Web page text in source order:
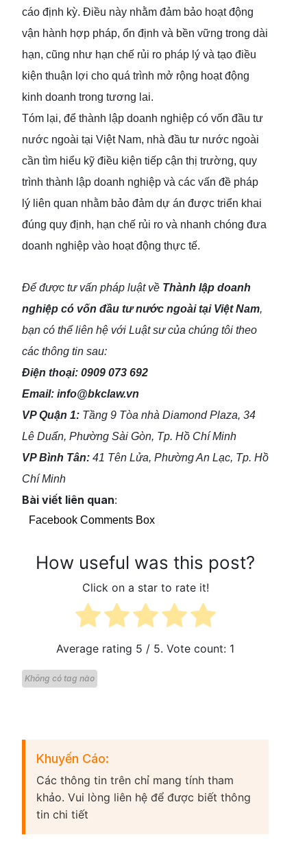
cáo định kỳ. Điều này nhằm đảm bảo hoạt động
vận hành hợp pháp, ổn định và bền vững trong dài
hạn, cũng như hạn chế rủi ro pháp lý và tạo điều
kiện thuận lợi cho quá trình mở rộng hoạt động
kinh doanh trong tương lai.
Tóm lại, để thành lập doanh nghiệp có vốn đầu tư
nước ngoài tại Việt Nam, nhà đầu tư nước ngoài
cần tìm hiểu kỹ điều kiện tiếp cận thị trường, quy
trình thành lập doanh nghiệp và các vấn đề pháp
lý liên quan nhằm bảo đảm dự án được triển khai
đúng quy định, hạn chế rủi ro và nhanh chóng đưa
doanh nghiệp vào hoạt động thực tế.
Để được tư vấn pháp luật về Thành lập doanh
nghiệp có vốn đầu tư nước ngoài tại Việt Nam,
bạn có thể liên hệ với Luật sư của chúng tôi theo
các thông tin sau:
Điện thoại: 0909 073 692
Email: info@bkclaw.vn
VP Quận 1: Tầng 9 Tòa nhà Diamond Plaza, 34
Lê Duẩn, Phường Sài Gòn, Tp. Hồ Chí Minh
VP Bình Tân: 41 Tên Lửa, Phường An Lạc, Tp. Hồ
Chí Minh
Bài viết liên quan:
Facebook Comments Box
How useful was this post?
Click on a star to rate it!
Average rating 5 / 5. Vote count: 1
Không có tag nào
Khuyến Cáo:
Các thông tin trên chỉ mang tính tham
khảo. Vui lòng liên hệ để được biết thông
tin chi tiết